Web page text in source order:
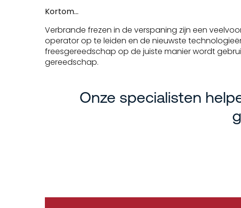
Kortom…
Verbrande frezen in de verspaning zijn een
operator op te leiden en de nieuwste
freesgereedschap op de juiste manier wordt
gereedschap.
Onze specialisten